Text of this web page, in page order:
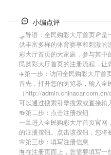
小编点评
🛷导语： 全民购彩大厅首页🍕是
供丰富多样的体育赛事和刺激的
彩大厅首页的大家庭，参与其中
民购彩大厅首页的注册流程，让
✈️第一步：访问全民购彩大厅首
首先，打开您的浏览器，输入全
（http://
可以通过搜索引擎搜索或直接输
🍻第二步：点击注册按钮
一旦进入全民购彩大厅首页官网
的注册按钮。点击该按钮，您将
🌸第三步：填写注册信息
🈶在注册页面上，您需要填写一